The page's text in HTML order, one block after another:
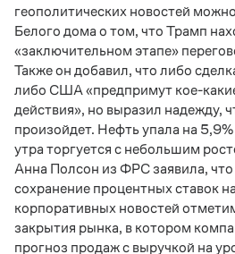
геополитических новостей
Белого дома о том, что Трамп
«заключительном этапе»
Также он добавил, что либо
либо США «предпримут кое-
действия», но выразил надежду,
произойдет. Нефть упала на 5,9%
утра торгуется с небольшим
Анна Полсон из ФРС заявила, что
сохранение процентных ставок
корпоративных новостей
закрытия рынка, в котором
прогноз продаж с выручкой на